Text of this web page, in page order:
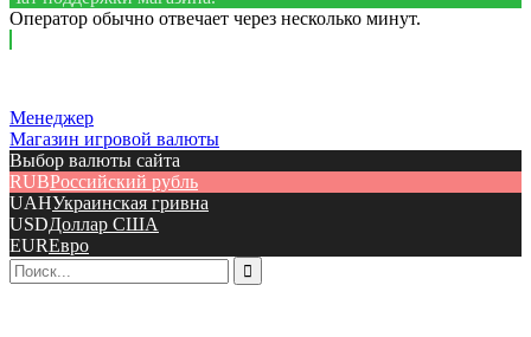
Оператор обычно отвечает через несколько минут.
Менеджер
Магазин игровой валюты
Выбор валюты сайта
RUBРоссийский рубль
UAHУкраинская гривна
USDДоллар США
EURЕвро